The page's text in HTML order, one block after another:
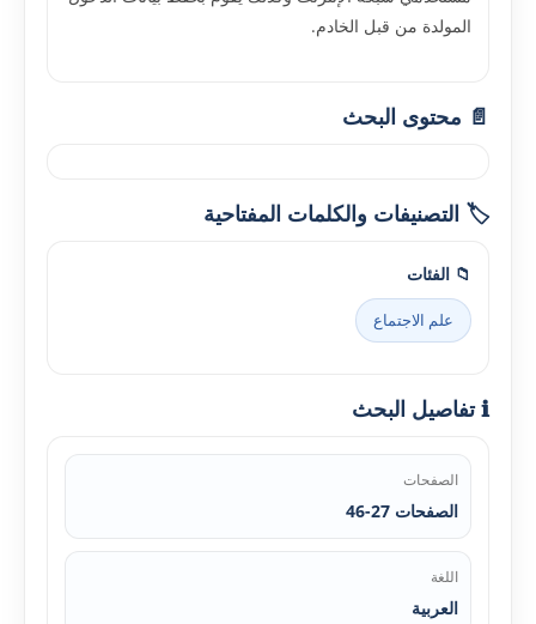
المولدة من قبل الخادم.
📄 محتوى البحث
🏷️ التصنيفات والكلمات المفتاحية
📁 الفئات
علم الاجتماع
ℹ️ تفاصيل البحث
الصفحات
الصفحات 27-46
اللغة
العربية